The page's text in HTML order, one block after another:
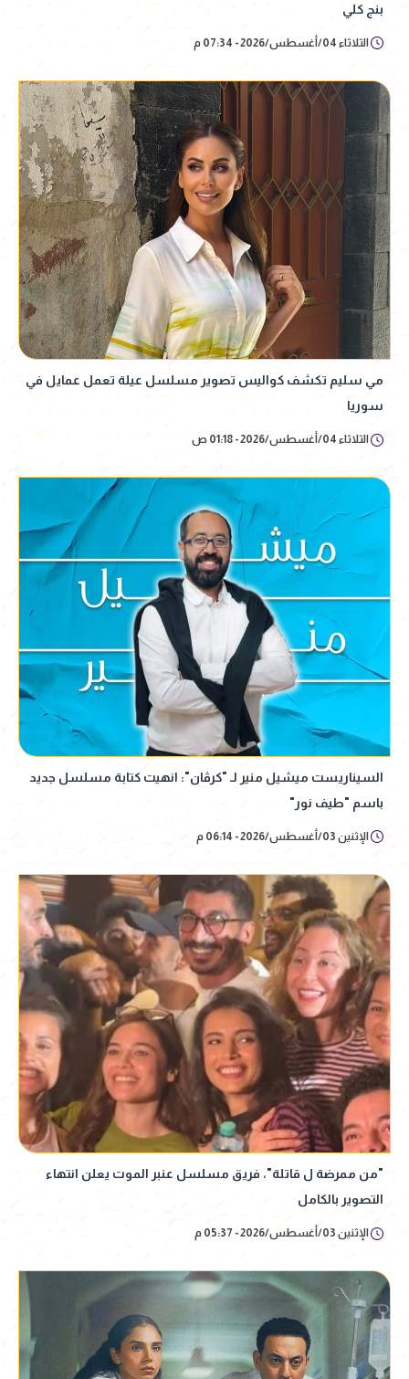
بنج كلي
الثلاثاء 04/أغسطس/2026 - 07:34 م
مي سليم تكشف كواليس تصوير مسلسل عيلة تعمل عمايل في
سوريا
الثلاثاء 04/أغسطس/2026 - 01:18 ص
السيناريست ميشيل منير لـ "كرڤان": انهيت كتابة مسلسل جديد
باسم "طيف نور"
الإثنين 03/أغسطس/2026 - 06:14 م
"من ممرضة ل قاتلة"، فريق مسلسل عنبر الموت يعلن انتهاء
التصوير بالكامل
الإثنين 03/أغسطس/2026 - 05:37 م